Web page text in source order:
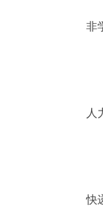
非
人
快